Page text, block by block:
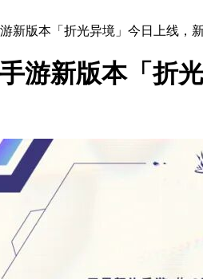
新版本「折光异境」今日上线，
游新版本「折